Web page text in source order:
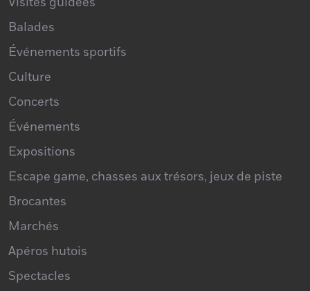
Balades
Événements sportifs
Culture
Concerts
Événements
Expositions
Escape game, chasses aux trésors, jeux de piste
Brocantes
Marchés
Apéros hutois
Spectacles